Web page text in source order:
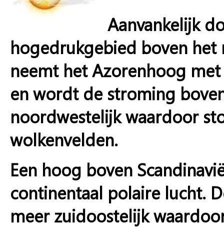
Aanvankelijk
hogedrukgebied boven het
neemt het Azorenhoog
en wordt de stroming
noordwestelijk waardoor
wolkenvelden.
Een hoog boven
continentaal polaire lucht.
meer zuidoostelijk